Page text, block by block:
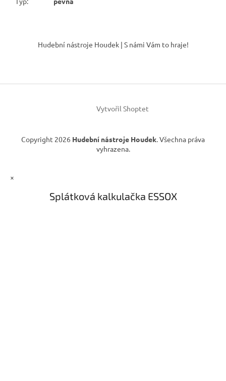
í
Hudební nástroje Houdek | S námi Vám to hraje!
Vytvořil Shoptet
Copyright 2026 Hudební nástroje Houdek. Všechna práva
vyhrazena.
×
Splátková kalkulačka ESSOX